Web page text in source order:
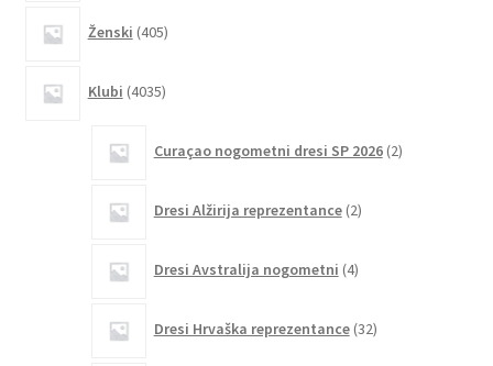
Ženski 405izdelkov
Klubi 4035izdelkov
Curaçao nogometni dresi SP 2026 2izdelka
Dresi Alžirija reprezentance 2izdelka
Dresi Avstralija nogometni 4izdelki
Dresi Hrvaška reprezentance 32izdelkov